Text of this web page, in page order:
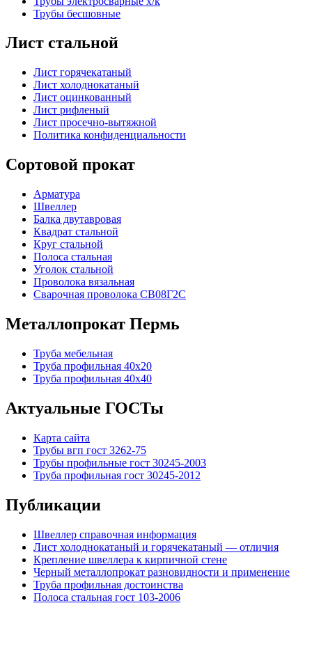
Трубы бесшовные
Лист стальной
Лист горячекатаный
Лист холоднокатаный
Лист оцинкованный
Лист рифленый
Лист просечно-вытяжной
Политика конфиденциальности
Сортовой прокат
Арматура
Швеллер
Балка двутавровая
Квадрат стальной
Круг стальной
Полоса стальная
Уголок стальной
Проволока вязальная
Сварочная проволока СВ08Г2С
Металлопрокат Пермь
Труба мебельная
Труба профильная 40х20
Труба профильная 40х40
Актуальные ГОСТы
Карта сайта
Трубы вгп гост 3262-75
Трубы профильные гост 30245-2003
Труба профильная гост 30245-2012
Публикации
Швеллер справочная информация
Лист холоднокатаный и горячекатаный — отличия
Крепление швеллера к кирпичной стене
Черный металлопрокат разновидности и применение
Труба профильная достоинства
Полоса стальная гост 103-2006